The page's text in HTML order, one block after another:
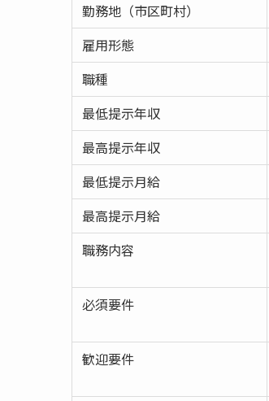
勤務地（市区町村）
雇用形態
職種
最低提示年収
最高提示年収
最低提示月給
最高提示月給
職務内容
必須要件
歓迎要件